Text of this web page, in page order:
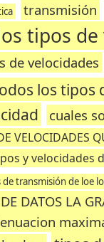
transmisión
tipos
de velocidades
los tipos
cuales
VELOCIDADES
y velocidades
de transmisión de loe
DATOS LA